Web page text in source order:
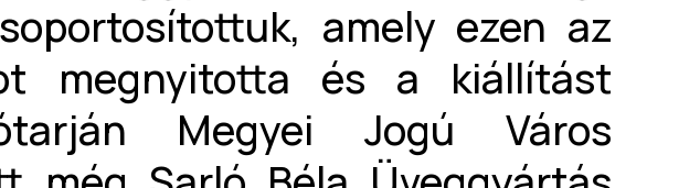
amely ezen az
megnyitotta és a kiállítást
Megyei Jogú Város